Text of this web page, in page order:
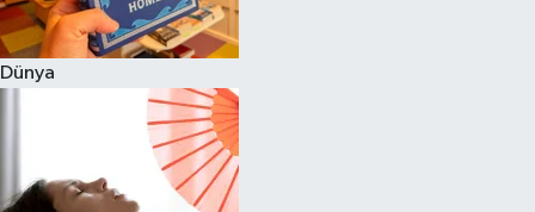
Dünya